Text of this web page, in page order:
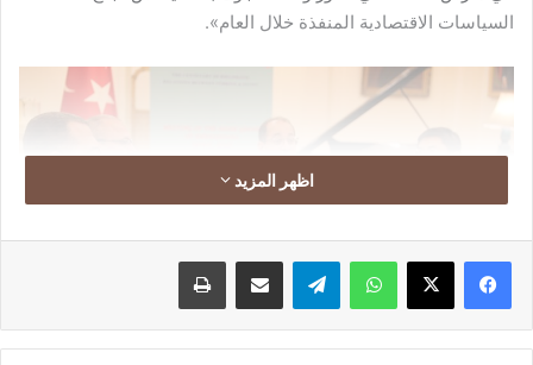
السياسات الاقتصادية المنفذة خلال العام».
اظهر المزيد
فيسبوك ‫X واتساب تيلقرام مشاركة عبر البريد طباعة